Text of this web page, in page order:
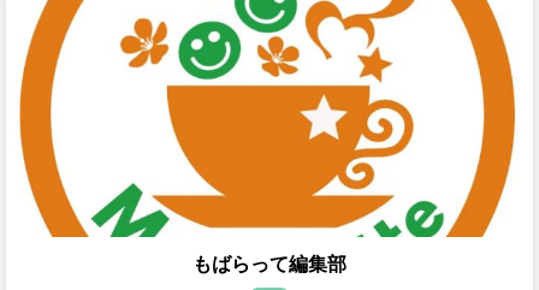
もばらって編集部